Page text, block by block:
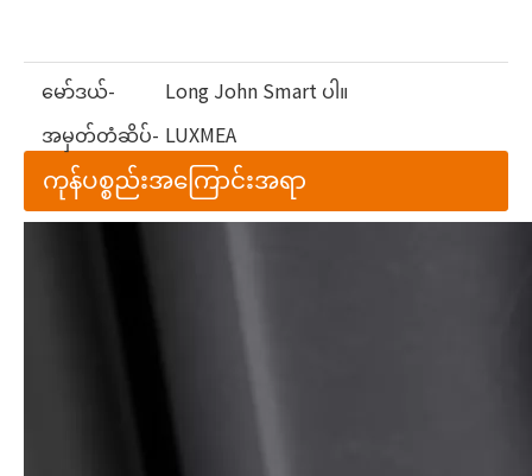
မော်ဒယ်-
Long John Smart ပါ။
အမှတ်တံဆိပ်- LUXMEA
ကုန်ပစ္စည်းအကြောင်းအရာ